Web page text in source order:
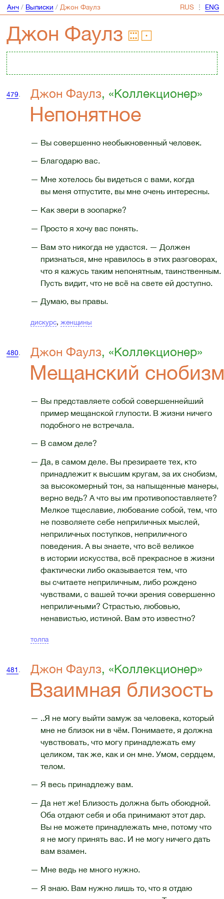
Анч/ Выписки / Джон Фаулз ⋮
Джон Фаулз
479. Джон Фаулз, «Коллекционер»
Непонятное
— Вы совершенно необыкновенный человек.
— Благодарю вас.
— Мне хотелось бы видеться с вами, когда
вы меня отпустите, вы мне очень интересны.
— Как звери в зоопарке?
— Просто я хочу вас понять.
— Вам это никогда не удастся. — Должен
признаться, мне нравилось в этих разговорах,
что я кажусь таким непонятным, таинственным.
Пусть видит, что не всё на свете ей доступно.
— Думаю, вы правы.
дискурс,женщины
480. Джон Фаулз, «Коллекционер»
Мещанский
— Вы представляете собой совершеннейший
пример мещанской глупости. В жизни ничего
подобного не встречала.
— В самом деле?
— Да, в самом деле. Вы презираете тех, кто
принадлежит к высшим кругам, за их снобизм,
за высокомерный тон, за напыщенные манеры,
верно ведь? А что вы им противопоставляете?
Мелкое тщеславие, любование собой, тем, что
не позволяете себе неприличных мыслей,
неприличных поступков, неприличного
поведения. А вы знаете, что всё великое
в истории искусства, всё прекрасное в жизни
фактически либо оказывается тем, что
вы считаете неприличным, либо рождено
чувствами, с вашей точки зрения совершенно
неприличными? Страстью, любовью,
ненавистью, истиной. Вам это известно?
толпа
481 . Джон Фаулз, «Коллекционер»
Взаимная близость
— ..Я не могу выйти замуж за человека, который
мне не близок ни в чём. Понимаете, я должна
чувствовать, что могу принадлежать ему
целиком, так же, как и он мне. Умом, сердцем,
телом.
— Я весь принадлежу вам.
— Да нет же! Близость должна быть обоюдной.
Оба отдают себя и оба принимают этот дар.
Вы не можете принадлежать мне, потому что
я не могу принять вас. И не могу ничего дать
вам взамен.
— Мне ведь не много нужно.
— Я знаю. Вам нужно лишь то, что я отдаю